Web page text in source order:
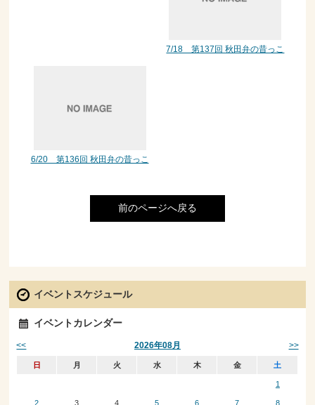
7/18 第137回 秋田弁の昔っこ
6/20 第136回 秋田弁の昔っこ
前のページへ戻る
イベントスケジュール
イベントカレンダー
2026年08月
<< >>
日 月 火 水 木 金 土
1
2 3 4 5 6 7 8